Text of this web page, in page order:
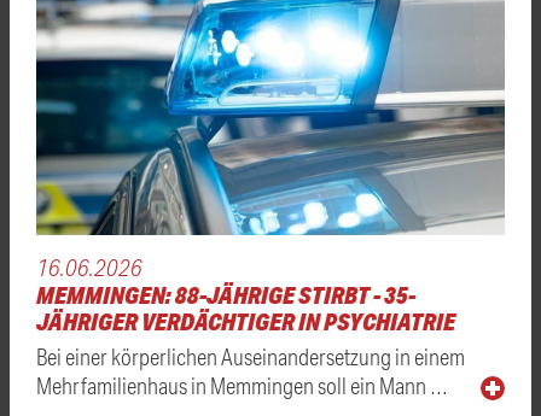
16.06.2026
MEMMINGEN: 88-JÄHRIGE STIRBT - 35-
JÄHRIGER VERDÄCHTIGER IN PSYCHIATRIE
Bei einer körperlichen Auseinandersetzung in einem
Mehrfamilienhaus in Memmingen soll ein Mann …